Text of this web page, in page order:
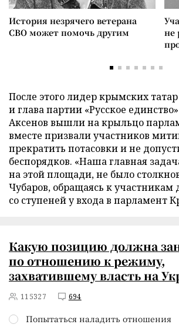
История незрячего ветерана
СВО может помочь другим
не
После этого лидер крымских
и глава партии «Русское
Аксенов вышли на крыльцо
вместе призвали участников
прекратить потасовки и не
беспорядков. «Наша главная
на этой площади, не было
Чубаров, обращаясь к участникам
со ступеней у входа в парламент
Какую позицию должна
по отношению к режиму,
захватившему власть на
115327 694
Попытаться наладить отношения